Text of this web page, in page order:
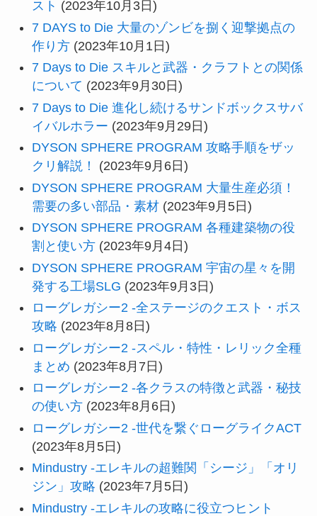
スト (2023年10月3日)
7 DAYS to Die 大量のゾンビを捌く迎撃拠点の
作り方 (2023年10月1日)
7 Days to Die スキルと武器・クラフトとの関係
について (2023年9月30日)
7 Days to Die 進化し続けるサンドボックスサバ
イバルホラー (2023年9月29日)
DYSON SPHERE PROGRAM 攻略手順をザッ
クリ解説！
(2023年9月6日)
DYSON SPHERE PROGRAM 大量生産必須！
需要の多い部品・素材 (2023年9月5日)
DYSON SPHERE PROGRAM 各種建築物の役
割と使い方 (2023年9月4日)
DYSON SPHERE PROGRAM 宇宙の星々を開
発する工場SLG (2023年9月3日)
ローグレガシー2 -全ステージのクエスト・ボス
攻略 (2023年8月8日)
ローグレガシー2 -スペル・特性・レリック全種
まとめ (2023年8月7日)
ローグレガシー2 -各クラスの特徴と武器・秘技
の使い方 (2023年8月6日)
ローグレガシー2 -世代を繋ぐローグライクACT
(2023年8月5日)
Mindustry -エレキルの超難関「シージ」「オリ
ジン」攻略 (2023年7月5日)
Mindustry -エレキルの攻略に役立つヒント